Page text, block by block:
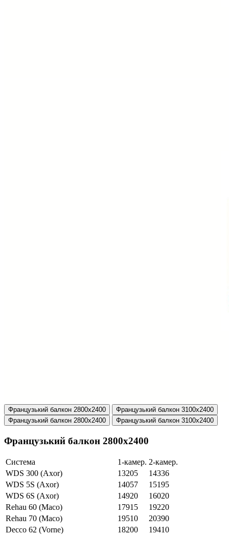
Французький балкон 2800х2400
Французький балкон 3100х2400
Французький балкон 2800х2400
Французький балкон 3100х2400
Французький балкон 2800х2400
Система 1-камер. 2-камер.
WDS 300 (Axor)
13205
14336
WDS 5S (Axor)
14057
15195
WDS 6S (Axor)
14920
16020
Rehau 60 (Maco)
17915
19220
Rehau 70 (Maco)
19510
20390
Decco 62 (Vorne)
18200
19410